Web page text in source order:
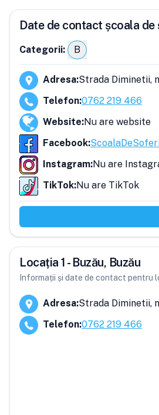
Date de contact școala
Categorii: B
Adresa:Strada Diminetii,
Telefon:0762 219 466
Website:Nu are website
Facebook:
Instagram:Nu are
TikTok:Nu are TikTok
Locația 1 - Buzău, Buzău
Informații și date de contact pentru
Adresa:Strada Diminetii,
Telefon:0762 219 466